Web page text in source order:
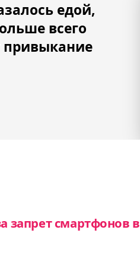
едой,
всего
запрет смартфонов в